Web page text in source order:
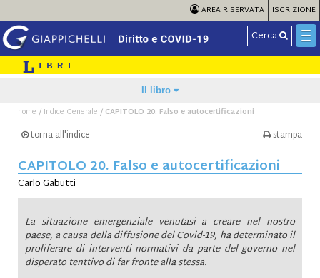
AREA RISERVATA ISCRIZIONE
Cerca
Il libro
home / Indice Generale / CAPITOLO 20. Falso e autocertificazioni
torna all'indice stampa
CAPITOLO 20. Falso e autocertificazioni
Carlo Gabutti
La situazione emergenziale venutasi a creare nel nostro
paese, a causa della diffusione del Covid-19, ha determinato il
proliferare di interventi normativi da parte del governo nel
disperato tenttivo di far fronte alla stessa.